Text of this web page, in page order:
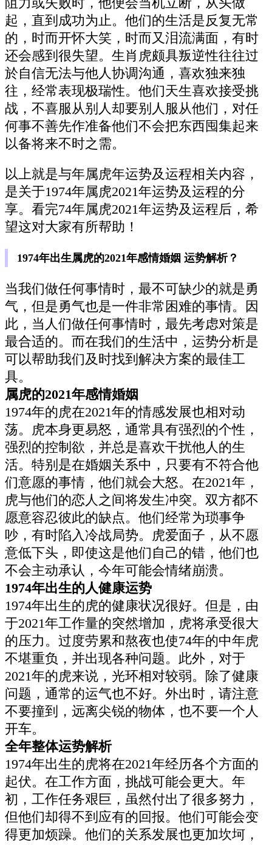
起，直到成功为止。他们的生活是反复无常
的，时而开怀大笑，时而又泪流满面，有时
还会感到很失望。生肖虎颇具叛逆性往往过
於自信无法与他人协调沟通，喜欢独来独
往，经常表现极瑞性。他们天生喜欢接受挑
战，不喜服从别人却要别人服从他们，对任
何事不善先作准备他们不会把东西囤集起来
以备将来不时之需。
以上就是与年属虎年运势及运程相关内容，
是关于1974年属虎2021年运势及运程的分
享。看完74年属虎2021年运势及运程后，希
望这对大家有所帮助！
1974年出生属虎的2021年感情婚姻 运势解析？
当我们做任何事情时，最不可缺少的就是勇
气，但是勇气也是一件非常困难的事情。因
此，当人们做任何事情时，最先考虑对策是
最合适的。而在我们的生活中，运势分析是
可以帮助我们及时找到解决方案的最佳工
具。
属虎的2021年感情婚姻
1974年的虎在2021年的情感发展也相对动
荡。虎本身更易怒，通常具有强烈的个性，
强烈的控制欲，并总是喜欢干扰他人的生
活。特别是在婚姻关系中，只要有不符合他
们意愿的事情，他们就会大怒。在2021年，
虎与他们的恋人之间将发生冲突。双方都不
愿意容忍彼此的缺点。他们经常为琐事争
吵，有时陷入冷战局势。虎爱面子，从不愿
意低下头，即使这是他们自己的错，他们也
不会主动承认，今年可能会情绪崩溃。
1974年出生的人健康运势
1974年出生的虎的健康状况很好。但是，由
于2021年工作量的突然增加，虎将承受很大
的压力。过度劳累和熬夜也使74年的中年虎
不堪重负，并出现各种问题。此外，对于
2021年的虎来说，光环相对较弱。除了健康
问题，通常的运气也不好。外出时，请注意
不要撞到，远离尖锐的物体，也不要一个人
开车。
全年整体运势解析
1974年出生的虎将在2021年经历各个方面的
起伏。在工作方面，挑战可能会更大。年
初，工作任务艰巨，虽然付出了很多努力，
但他们却得不到应有的回报。他们可能会变
得更加烦躁。他们的关系发展也更加坎坷，